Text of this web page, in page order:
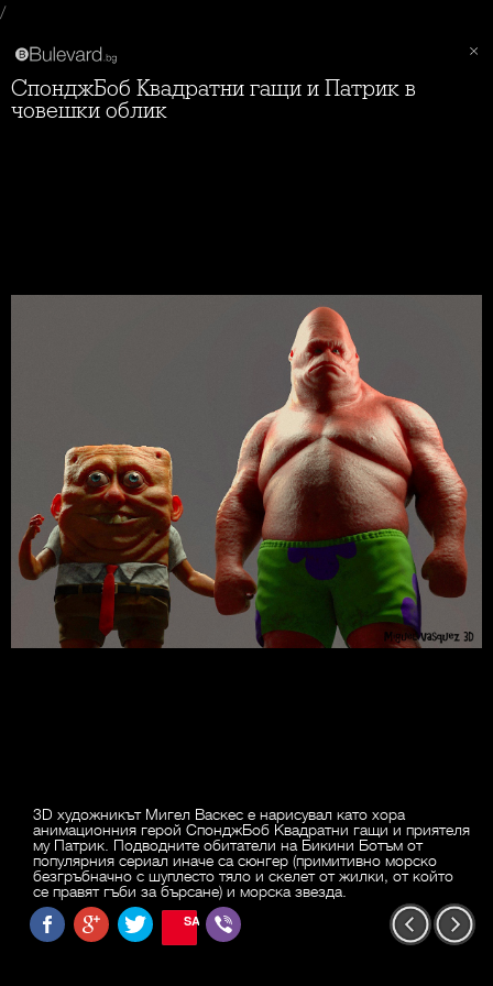
/
СпонджБоб Квадратни гащи и Патрик в
човешки облик
3D художникът Мигел Васкес е нарисувал като хора
анимационния герой СпонджБоб Квадратни гащи и приятеля
му Патрик. Подводните обитатели на Бикини Ботъм от
популярния сериал иначе са сюнгер (примитивно морско
безгръбначно с шуплесто тяло и скелет от жилки, от който
се правят гъби за бърсане) и морска звезда.
SAVE